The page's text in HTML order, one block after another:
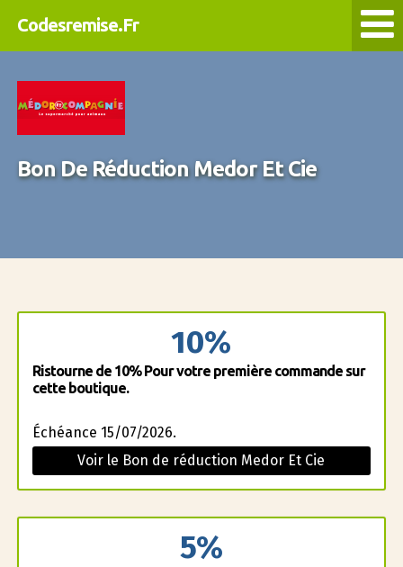
Codesremise.Fr
Bon De Réduction Medor Et Cie
10%
Ristourne de 10% Pour votre première commande sur
cette boutique.
Échéance 15/07/2026.
Voir le Bon de réduction Medor Et Cie
5%